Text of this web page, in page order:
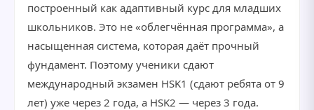
построенный как адаптивный курс для младших
школьников. Это не «облегчённая программа», а
насыщенная система, которая даёт прочный
фундамент. Поэтому ученики сдают
международный экзамен HSK1 (сдают ребята от 9
лет) уже через 2 года, а HSK2 — через 3 года.